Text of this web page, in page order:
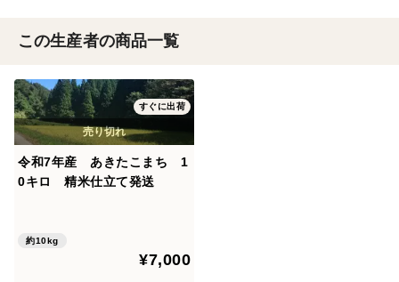
この生産者の商品一覧
すぐに出荷
令和7年産 あきたこまち 1
0キロ 精米仕立て発送
約10kg
¥7,000